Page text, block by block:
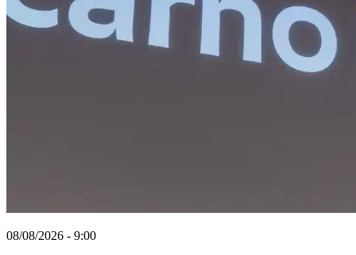
08/08/2026 - 9:00